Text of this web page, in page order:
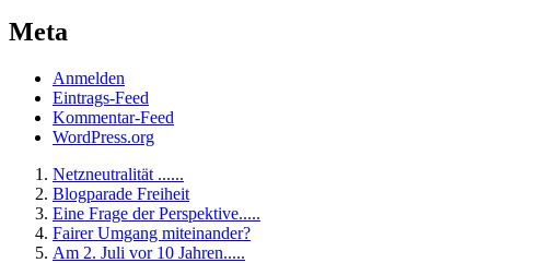
Meta
Anmelden
Eintrags-Feed
Kommentar-Feed
WordPress.org
Netzneutralität ......
Blogparade Freiheit
Eine Frage der Perspektive.....
Fairer Umgang miteinander?
Am 2. Juli vor 10 Jahren.....